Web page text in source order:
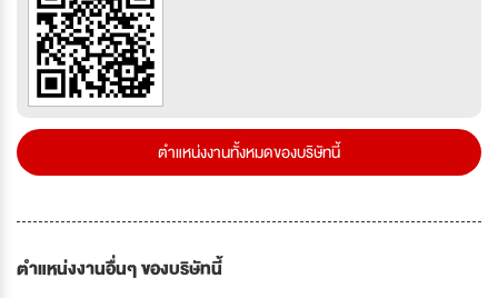
ตำแหน่งงานทั้งหมดของบริษัทนี้
ตำแหน่งงานอื่นๆ ของบริษัทนี้